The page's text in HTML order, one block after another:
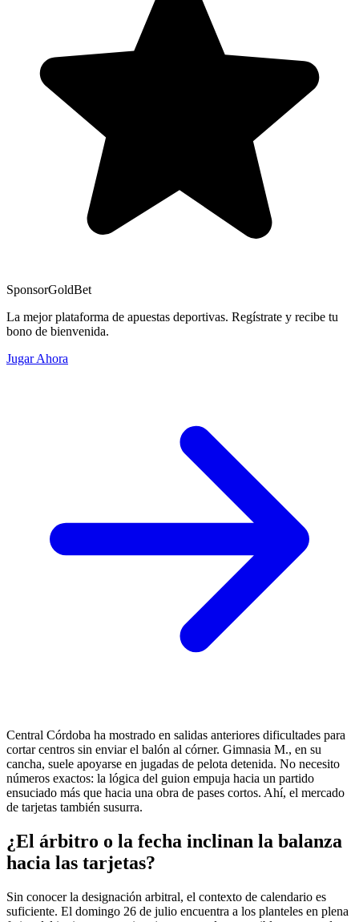
SponsorGoldBet
La mejor plataforma de apuestas deportivas. Regístrate y recibe tu
bono de bienvenida.
Jugar Ahora
Central Córdoba ha mostrado en salidas anteriores dificultades para
cortar centros sin enviar el balón al córner. Gimnasia M., en su
cancha, suele apoyarse en jugadas de pelota detenida. No necesito
números exactos: la lógica del guion empuja hacia un partido
ensuciado más que hacia una obra de pases cortos. Ahí, el mercado
de tarjetas también susurra.
¿El árbitro o la fecha inclinan la balanza
hacia las tarjetas?
Sin conocer la designación arbitral, el contexto de calendario es
suficiente. El domingo 26 de julio encuentra a los planteles en plena